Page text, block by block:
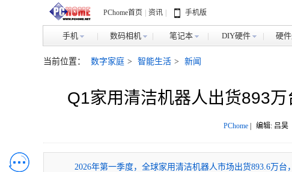
PChome首页 资讯 手机版
手机 数码相机 笔记本 DIY硬件 硬
当前位置： 数字家庭 > 智能生活 > 新闻
Q1家用清洁机器人出货893
PChome| 编辑: 吕昊
2026年第一季度，全球家用清洁机器人市场出货893.6万